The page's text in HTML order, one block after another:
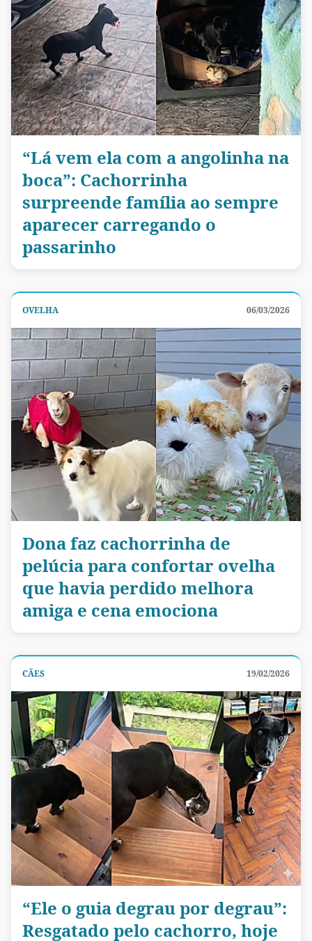
“Lá vem ela com a angolinha na
boca”: Cachorrinha
surpreende família ao sempre
aparecer carregando o
passarinho
OVELHA 06/03/2026
Dona faz cachorrinha de
pelúcia para confortar ovelha
que havia perdido melhora
amiga e cena emociona
CÃES 19/02/2026
“Ele o guia degrau por degrau”:
Resgatado pelo cachorro, hoje